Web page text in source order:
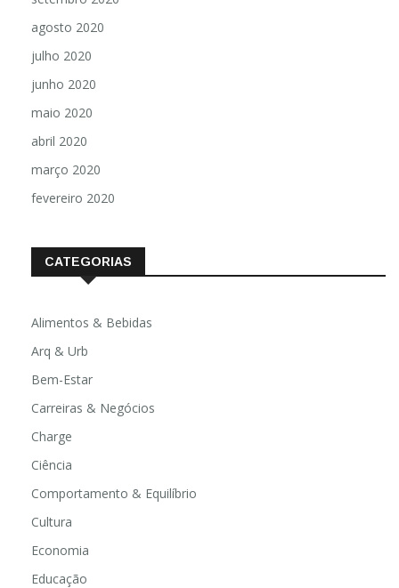
agosto 2020
julho 2020
junho 2020
maio 2020
abril 2020
março 2020
fevereiro 2020
CATEGORIAS
Alimentos & Bebidas
Arq & Urb
Bem-Estar
Carreiras & Negócios
Charge
Ciência
Comportamento & Equilíbrio
Cultura
Economia
Educação